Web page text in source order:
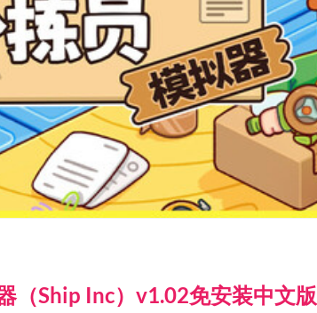
（Ship Inc）v1.02免安装中文版